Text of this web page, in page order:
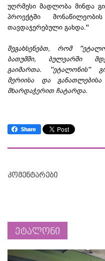
უღრმესი მადლობა მინდა
პროექტში
თავდაჯერებული გახდა.''
შეგახსენებთ, რომ
ბათუმში, ბულვარში
გაიმართა.
''ეტალონის''
მერიისა და
მხარდაჭერით ჩატარდა.
კომენტარები
ეტალონი